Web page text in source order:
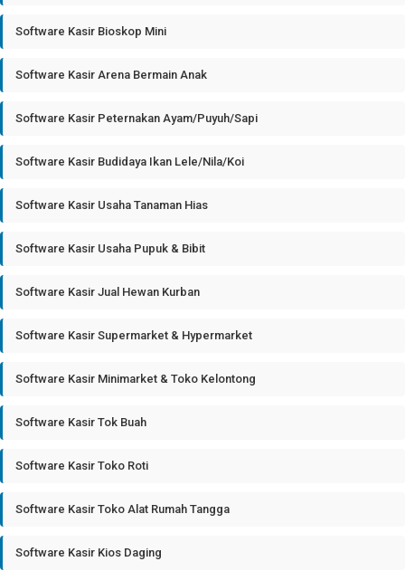
Software Kasir Bioskop Mini
Software Kasir Arena Bermain Anak
Software Kasir Peternakan Ayam/Puyuh/Sapi
Software Kasir Budidaya Ikan Lele/Nila/Koi
Software Kasir Usaha Tanaman Hias
Software Kasir Usaha Pupuk & Bibit
Software Kasir Jual Hewan Kurban
Software Kasir Supermarket & Hypermarket
Software Kasir Minimarket & Toko Kelontong
Software Kasir Tok Buah
Software Kasir Toko Roti
Software Kasir Toko Alat Rumah Tangga
Software Kasir Kios Daging